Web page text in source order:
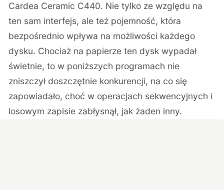
Cardea Ceramic C440. Nie tylko ze względu na
ten sam interfejs, ale też pojemność, która
bezpośrednio wpływa na możliwości każdego
dysku. Chociaż na papierze ten dysk wypadał
świetnie, to w poniższych programach nie
zniszczył doszczętnie konkurencji, na co się
zapowiadało, choć w operacjach sekwencyjnych i
losowym zapisie zabłysnął, jak żaden inny.